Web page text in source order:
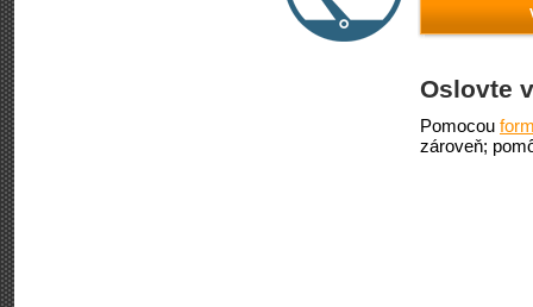
Oslovte
Pomocou
zároveň;